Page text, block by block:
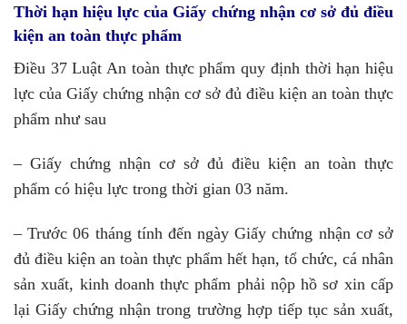
Thời hạn hiệu lực của Giấy chứng nhận cơ sở đủ điều
kiện an toàn thực phẩm
Điều 37 Luật An toàn thực phẩm quy định thời hạn hiệu
lực của Giấy chứng nhận cơ sở đủ điều kiện an toàn thực
phẩm như sau
– Giấy chứng nhận cơ sở đủ điều kiện an toàn thực
phẩm có hiệu lực trong thời gian 03 năm.
– Trước 06 tháng tính đến ngày Giấy chứng nhận cơ sở
đủ điều kiện an toàn thực phẩm hết hạn, tổ chức, cá nhân
sản xuất, kinh doanh thực phẩm phải nộp hồ sơ xin cấp
lại Giấy chứng nhận trong trường hợp tiếp tục sản xuất,